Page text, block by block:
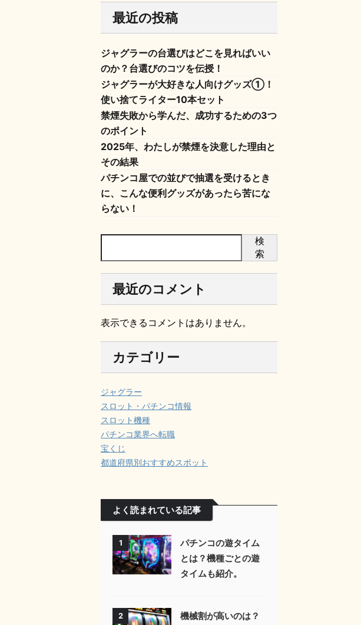
最近の投稿
ジャグラーの台選びはどこを見ればいい
のか？台選びのコツを伝授！
ジャグラーが大好きな人向けグッズ①！
使い捨てライター10本セット
禁煙失敗から学んだ、成功するための3つ
のポイント
2025年、わたしが禁煙を決意した理由と
その結果
パチンコ屋での並びで抽選を受けるとき
に、こんな便利グッズがあったら苦にな
らない！
検
索
最近のコメント
表示できるコメントはありません。
カテゴリー
ジャグラー
スロット・パチンコ情報
スロット機種
パチンコ業界へ転職
宝くじ
都道府県別おすすめスポット
よく読まれている記事
1
パチンコの遊タイム
とは？機種ごとの遊
タイムも紹介。
2 機械割が高いのは？